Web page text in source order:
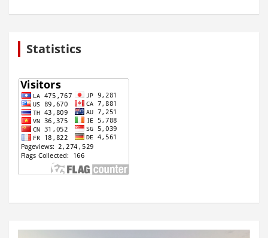
Statistics